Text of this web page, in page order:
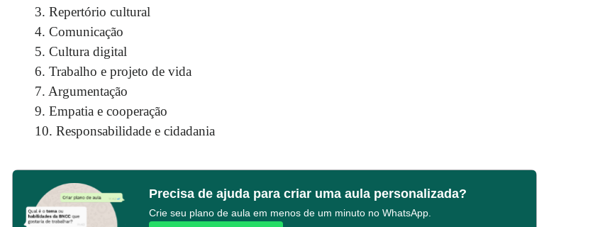
3. Repertório cultural
4. Comunicação
5. Cultura digital
6. Trabalho e projeto de vida
7. Argumentação
9. Empatia e cooperação
10. Responsabilidade e cidadania
Precisa de ajuda para criar uma aula personalizada?
Crie seu plano de aula em menos de um minuto no WhatsApp.